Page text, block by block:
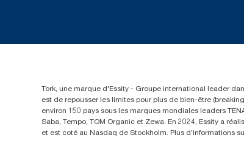
Tork, une marque d'Essity - Groupe international leader
est de repousser les limites pour plus de bien-être
environ 150 pays sous les marques mondiales leaders
Saba, Tempo, TOM Organic et Zewa. En 2024, Essity a
et est coté au Nasdaq de Stockholm. Plus d’informations